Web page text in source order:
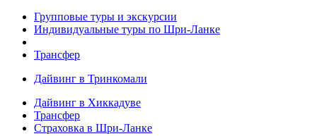
Групповые туры и экскурсии
Индивидуальные туры по Шри-Ланке
Трансфер
Дайвинг в Тринкомали
Дайвинг в Хиккадуве
Трансфер
Страховка в Шри-Ланке